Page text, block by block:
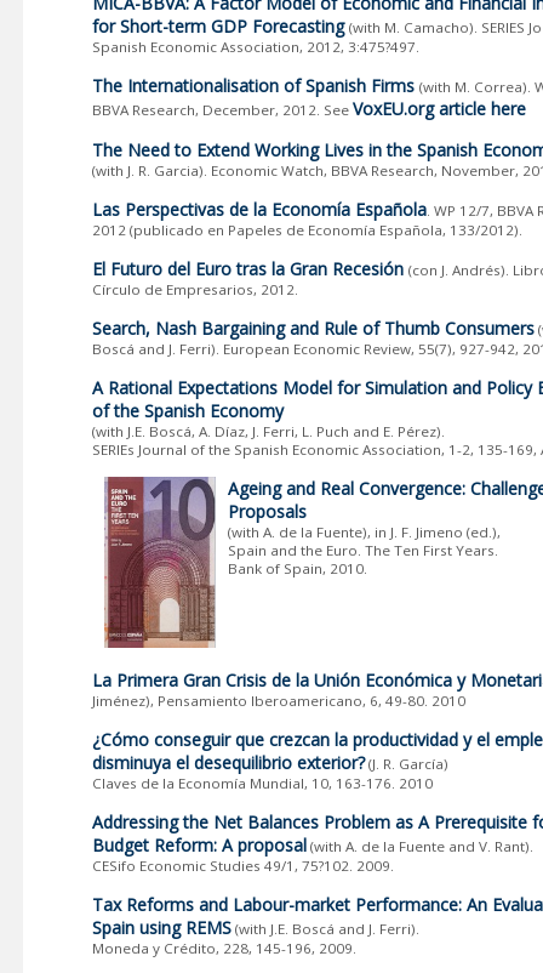
for Short-term GDP Forecasting (with M. Camacho). SERIES
Spanish Economic Association, 2012, 3:475?497.
The Internationalisation of Spanish Firms (with M. Correa).
BBVA Research, December, 2012. See VoxEU.org article here
The Need to Extend Working Lives in the Spanish
(with J. R. Garcia). Economic Watch, BBVA Research, November,
Las Perspectivas de la Economía Española . WP 12/7, BBVA
2012 (publicado en Papeles de Economía Española, 133/2012).
El Futuro del Euro tras la Gran Recesión (con J. Andrés).
Círculo de Empresarios, 2012.
Search, Nash Bargaining and Rule of Thumb Consumers
Boscá and J. Ferri). European Economic Review, 55(7), 927-942,
A Rational Expectations Model for Simulation and Policy
of the Spanish Economy
(with J.E. Boscá, A. Díaz, J. Ferri, L. Puch and E. Pérez).
SERIEs Journal of the Spanish Economic Association, 1-2, 135-169,
Ageing and Real Convergence:
Proposals
(with A. de la Fuente), in J. F. Jimeno (ed.),
Spain and the Euro. The Ten First Years.
Bank of Spain, 2010.
La Primera Gran Crisis de la Unión Económica y
Jiménez), Pensamiento Iberoamericano, 6, 49-80. 2010
¿Cómo conseguir que crezcan la productividad y el
disminuya el desequilibrio exterior?(J. R. García)
Claves de la Economía Mundial, 10, 163-176. 2010
Addressing the Net Balances Problem as A Prerequisite
Budget Reform: A proposal (with A. de la Fuente and V. Rant).
CESifo Economic Studies 49/1, 75?102. 2009.
Tax Reforms and Labour-market Performance: An
Spain using REMS (with J.E. Boscá and J. Ferri).
Moneda y Crédito, 228, 145-196, 2009.